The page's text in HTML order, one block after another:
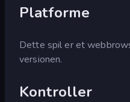
Platforme
Dette spil er et
versionen.
Kontroller